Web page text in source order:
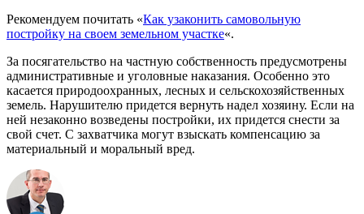
Рекомендуем почитать «Как узаконить самовольную
постройку на своем земельном участке«.
За посягательство на частную собственность предусмотрены
административные и уголовные наказания. Особенно это
касается природоохранных, лесных и сельскохозяйственных
земель. Нарушителю придется вернуть надел хозяину. Если на
ней незаконно возведены постройки, их придется снести за
свой счет. С захватчика могут взыскать компенсацию за
материальный и моральный вред.